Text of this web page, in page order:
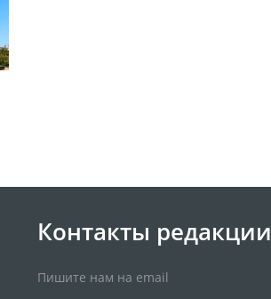
Контакты редакции
Пишите нам на email